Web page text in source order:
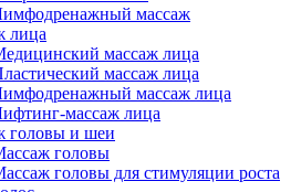
массаж
лица
массаж лица
массаж лица
массаж лица
массаж лица
головы и шеи
головы
головы для стимуляции роста